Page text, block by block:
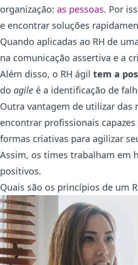
organização: as pessoas. Por
e encontrar soluções
Quando aplicadas ao RH de
na comunicação assertiva e a
Além disso, o RH ágil tem a
do agile é a identificação de
Outra vantagem de utilizar das
encontrar profissionais
formas criativas para agilizar
Assim, os times trabalham em
positivos.
Quais são os princípios de um